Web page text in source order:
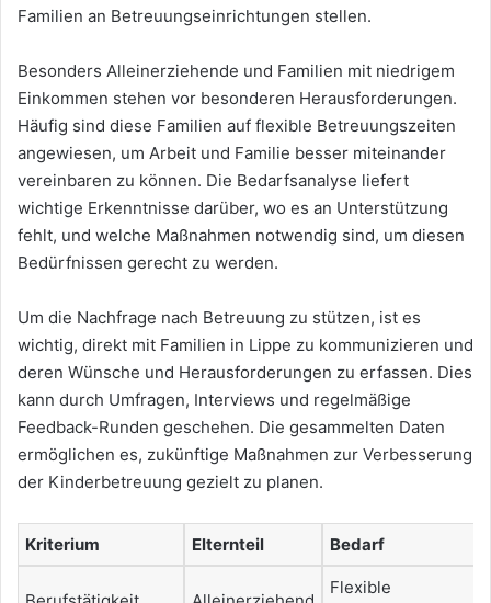
Familien an Betreuungseinrichtungen stellen.
Besonders Alleinerziehende und Familien mit niedrigem
Einkommen stehen vor besonderen Herausforderungen.
Häufig sind diese Familien auf flexible Betreuungszeiten
angewiesen, um Arbeit und Familie besser miteinander
vereinbaren zu können. Die Bedarfsanalyse liefert
wichtige Erkenntnisse darüber, wo es an Unterstützung
fehlt, und welche Maßnahmen notwendig sind, um diesen
Bedürfnissen gerecht zu werden.
Um die Nachfrage nach Betreuung zu stützen, ist es
wichtig, direkt mit Familien in Lippe zu kommunizieren und
deren Wünsche und Herausforderungen zu erfassen. Dies
kann durch Umfragen, Interviews und regelmäßige
Feedback-Runden geschehen. Die gesammelten Daten
ermöglichen es, zukünftige Maßnahmen zur Verbesserung
der Kinderbetreuung gezielt zu planen.
Kriterium Elternteil Bedarf
Flexible